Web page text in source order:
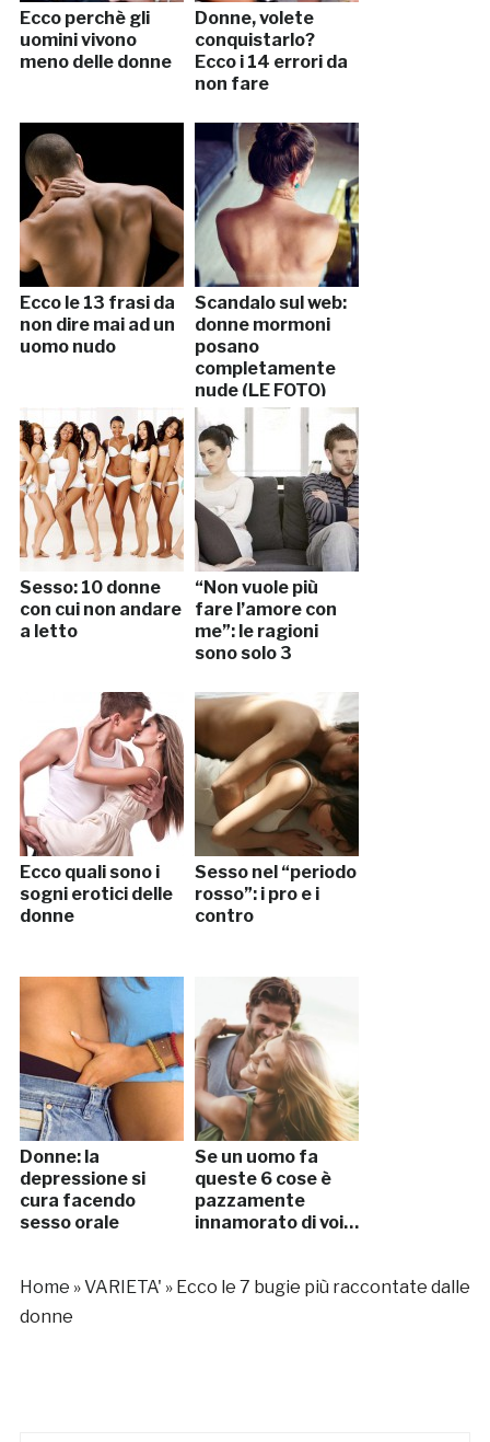
Ecco perchè gli
uomini vivono
meno delle donne
Donne, volete
conquistarlo?
Ecco i 14 errori da
non fare
Ecco le 13 frasi da
non dire mai ad un
uomo nudo
Scandalo sul web:
donne mormoni
posano
completamente
nude (LE FOTO)
Sesso: 10 donne
con cui non andare
a letto
“Non vuole più
fare l’amore con
me”: le ragioni
sono solo 3
Ecco quali sono i
sogni erotici delle
donne
Sesso nel “periodo
rosso”: i pro e i
contro
Donne: la
depressione si
cura facendo
sesso orale
Se un uomo fa
queste 6 cose è
pazzamente
innamorato di voi…
Home »VARIETA' » Ecco le 7 bugie più raccontate dalle
donne